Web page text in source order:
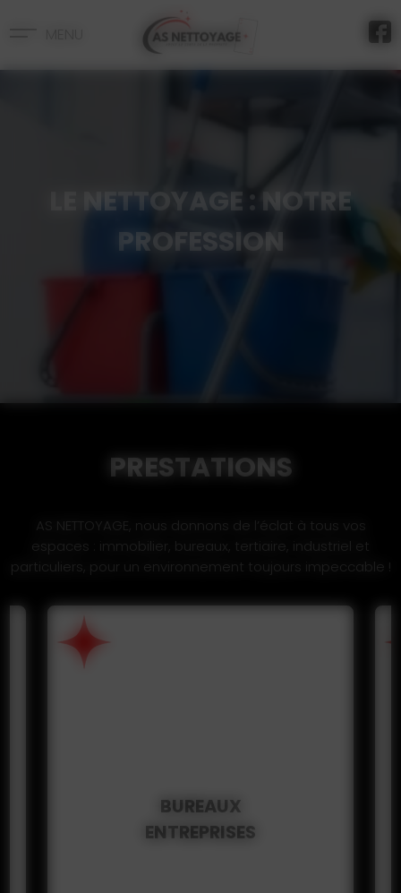
Panneau de gestion des cookies
LE NETTOYAGE : NOTRE
PROFESSION
PRESTATIONS
AS NETTOYAGE, nous donnons de l’éclat à tous vos
espaces : immobilier, bureaux, tertiaire, industriel et
particuliers, pour un environnement toujours impeccable !
TERTIAIRE